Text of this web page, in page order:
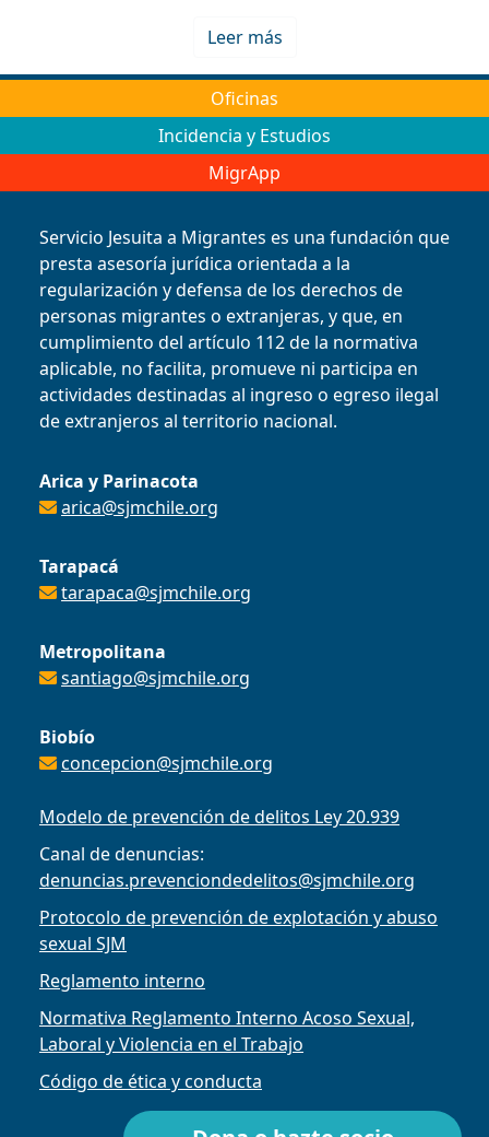
Leer más
Oficinas
Incidencia y Estudios
MigrApp
Servicio Jesuita a Migrantes es una fundación que
presta asesoría jurídica orientada a la
regularización y defensa de los derechos de
personas migrantes o extranjeras, y que, en
cumplimiento del artículo 112 de la normativa
aplicable, no facilita, promueve ni participa en
actividades destinadas al ingreso o egreso ilegal
de extranjeros al territorio nacional.
Arica y Parinacota
arica@sjmchile.org
Tarapacá
tarapaca@sjmchile.org
Metropolitana
santiago@sjmchile.org
Biobío
concepcion@sjmchile.org
Modelo de prevención de delitos Ley 20.939
Canal de denuncias:
denuncias.prevenciondedelitos@sjmchile.org
Protocolo de prevención de explotación y abuso
sexual SJM
Reglamento interno
Normativa Reglamento Interno Acoso Sexual,
Laboral y Violencia en el Trabajo
Código de ética y conducta